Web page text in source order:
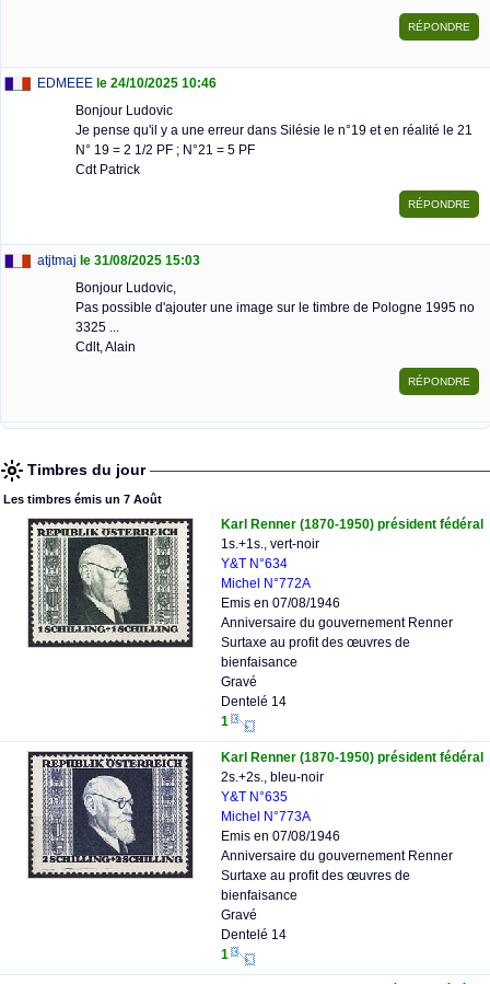
EDMEEE le 24/10/2025 10:46
Bonjour Ludovic
Je pense qu'il y a une erreur dans Silésie le n°19 et en réalité le 21
N° 19 = 2 1/2 PF ; N°21 = 5 PF
Cdt Patrick
atjtmaj le 31/08/2025 15:03
Bonjour Ludovic,
Pas possible d'ajouter une image sur le timbre de Pologne 1995 no
3325 ...
Cdlt, Alain
Timbres du jour
Les timbres émis un 7 Août
Karl Renner (1870-1950) président fédéral
1s.+1s., vert-noir
Y&T N°634
Michel N°772A
Emis en 07/08/1946
Anniversaire du gouvernement Renner
Surtaxe au profit des œuvres de
bienfaisance
Gravé
Dentelé 14
1
Karl Renner (1870-1950) président fédéral
2s.+2s., bleu-noir
Y&T N°635
Michel N°773A
Emis en 07/08/1946
Anniversaire du gouvernement Renner
Surtaxe au profit des œuvres de
bienfaisance
Gravé
Dentelé 14
1